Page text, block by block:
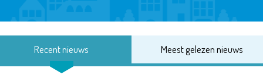
Recent nieuws Meest gelezen nieuws